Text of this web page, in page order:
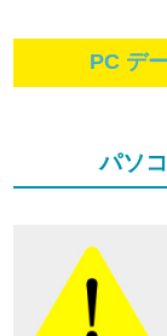
PC デ
パソ